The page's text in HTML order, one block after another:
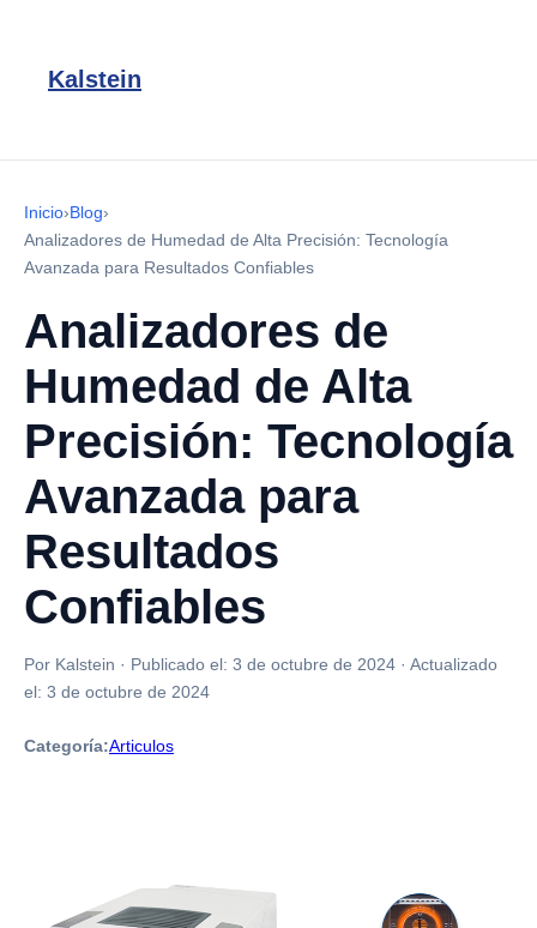
Kalstein
Inicio›Blog›
Analizadores de Humedad de Alta Precisión: Tecnología
Avanzada para Resultados Confiables
Analizadores de
Humedad de Alta
Precisión: Tecnología
Avanzada para
Resultados
Confiables
Por Kalstein · Publicado el: 3 de octubre de 2024 · Actualizado
el: 3 de octubre de 2024
Categoría:Articulos